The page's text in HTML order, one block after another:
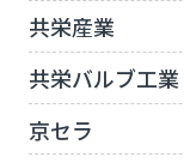
共栄産業
共栄バルブ工業
京セラ